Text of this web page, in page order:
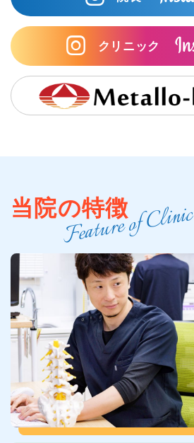
クリニック
Feature of Clinic
当院の特徴